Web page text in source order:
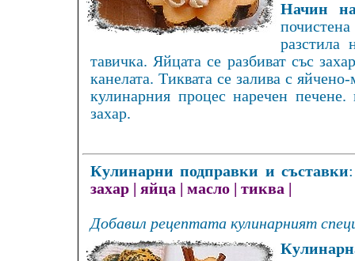
Начин
разстила
тавичка. Яйцата се разбиват със
канелата. Тиквата се залива с
кулинарния процес наречен
захар.
Кулинарни подправки и съставки
захар
яйца масло тиква
Добавил рецептата кулинарният